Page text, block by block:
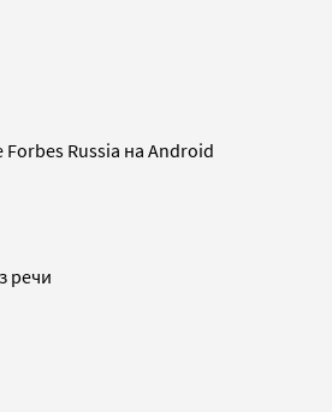
Russia на Android
речи